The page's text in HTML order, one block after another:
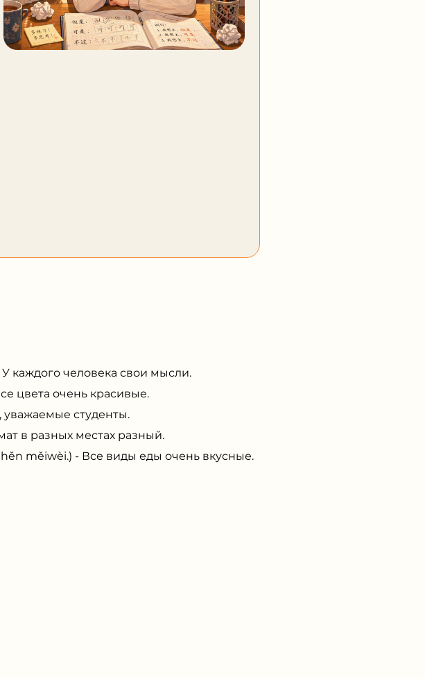
У каждого человека свои мысли.
цвета очень красивые.
уважаемые студенты.
в разных местах разный.
hěn měiwèi.) - Все виды еды очень вкусные.